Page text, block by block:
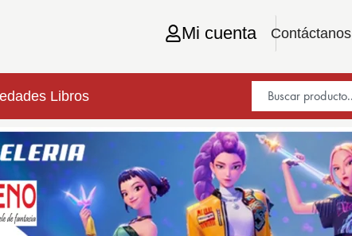
Contáctanos
Mi cuenta
Libros